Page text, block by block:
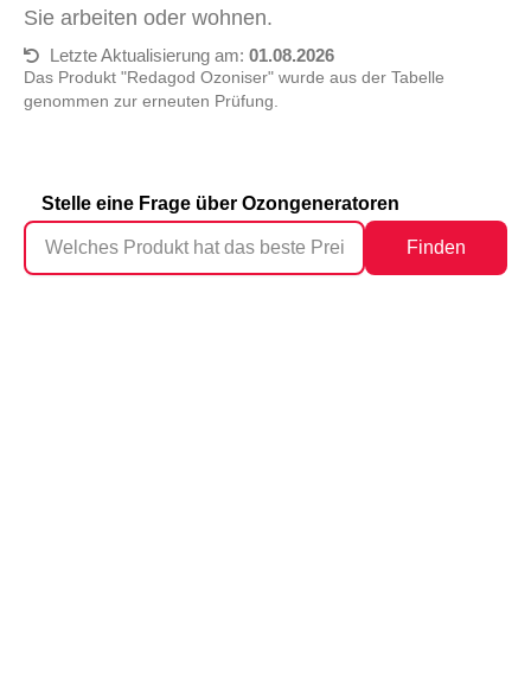
Sie arbeiten oder wohnen.
Letzte Aktualisierung am: 01.08.2026
Das Produkt "Redagod Ozoniser" wurde aus der Tabelle
genommen zur erneuten Prüfung.
Stelle eine Frage über Ozongeneratoren
Finden